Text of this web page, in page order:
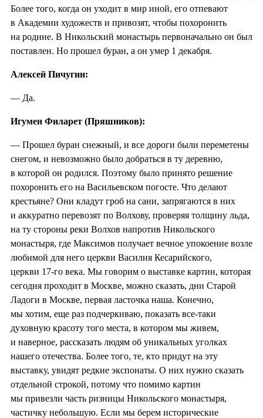
Более того, когда он уходит в мир иной, его отпевают
в Академии художеств и привозят, чтобы похоронить
на родине. В Никольский монастырь первоначально он был
поставлен. Но прошел буран, а он умер 1 декабря.
Алексей Пичугин:
— Да.
Игумен Филарет (Пряшников):
— Прошел буран снежный, и все дороги были переметены
снегом, и невозможно было добраться в ту деревню,
в которой он родился. Поэтому было принято решение
похоронить его на Васильевском погосте. Что делают
крестьяне? Они кладут гроб на сани, запрягаются в них
и аккуратно перевозят по Волхову, проверяя толщину льда,
на ту стороны реки Волхов напротив Никольского
монастыря, где Максимов получает вечное упокоение возле
любимой для него церкви Василия Кесарийского,
церкви 17-го века. Мы говорим о выставке картин, которая
сегодня проходит в Москве, можно сказать, дни Старой
Ладоги в Москве, первая ласточка наша. Конечно,
мы хотим, еще раз подчеркиваю, показать все-таки
духовную красоту того места, в котором мы живем,
и наверное, рассказать людям об уникальных уголках
нашего отечества. Более того, те, кто придут на эту
выставку, увидят редкие экспонаты. О них нужно сказать
отдельной строкой, потому что помимо картин
мы привезли часть ризницы Никольского монастыря,
частичку небольшую. Если мы берем исторические